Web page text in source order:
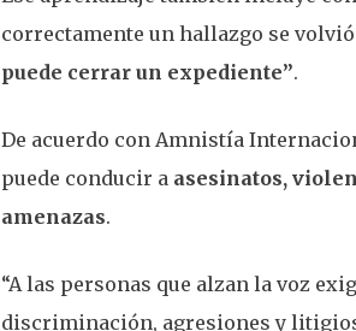
correctamente un hallazgo se
puede cerrar un expediente”.
De acuerdo con Amnistía
puede conducir a asesinatos,
amenazas.
“A las personas que alzan la voz
discriminación, agresiones y